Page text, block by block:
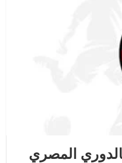
المصري